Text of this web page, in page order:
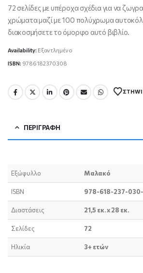
was:
2.92 €.
τιμή
είναι:
2.62 €.
72 σελίδες με υπέροχα σχέδια για να
χρώματα μαζί με 100 πολύχρωμα
διακοσμήσετε το όμορφο αυτό βιβλίο.
Availability: Εξαντλημένο
ISBN: 9786182370308
ΣΤΗ
ΠΕΡΙΓΡΑΦΉ
Εξώφυλλο Μαλακό
ISBN 978-618-237-
Διαστάσεις 21,5 εκ. x 28 εκ.
Σελίδες 72
Ηλικία 3+ ετών